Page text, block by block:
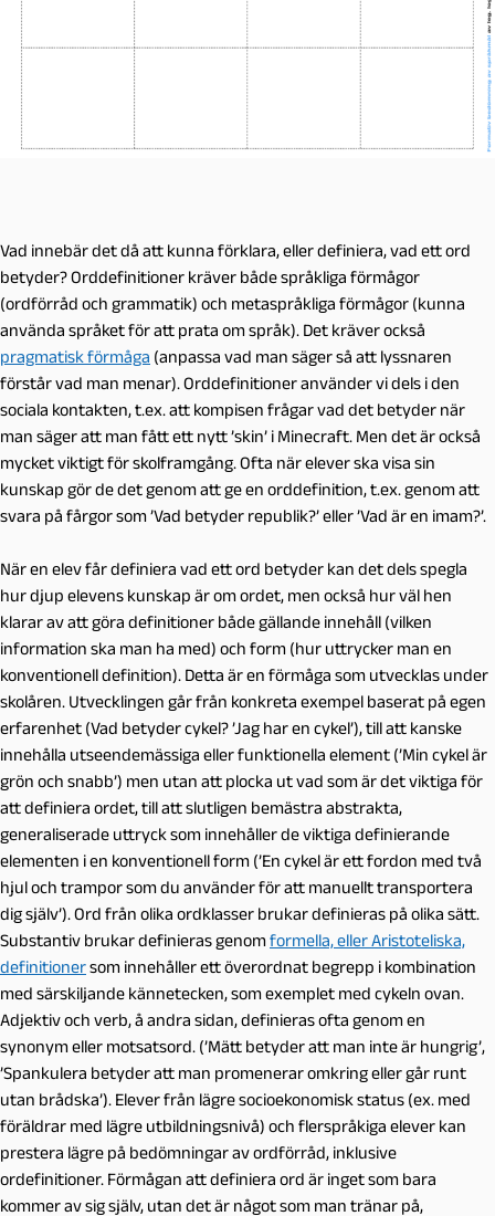
Vad innebär det då att kunna förklara, eller definiera, vad ett ord
betyder? Orddefinitioner kräver både språkliga förmågor
(ordförråd och grammatik) och metaspråkliga förmågor (kunna
använda språket för att prata om språk). Det kräver också
pragmatisk förmåga (anpassa vad man säger så att lyssnaren
förstår vad man menar). Orddefinitioner använder vi dels i den
sociala kontakten, t.ex. att kompisen frågar vad det betyder när
man säger att man fått ett nytt ’skin’ i Minecraft. Men det är också
mycket viktigt för skolframgång. Ofta när elever ska visa sin
kunskap gör de det genom att ge en orddefinition, t.ex. genom att
svara på fårgor som ’Vad betyder republik?’ eller ’Vad är en imam?’.
När en elev får definiera vad ett ord betyder kan det dels spegla
hur djup elevens kunskap är om ordet, men också hur väl hen
klarar av att göra definitioner både gällande innehåll (vilken
information ska man ha med) och form (hur uttrycker man en
konventionell definition). Detta är en förmåga som utvecklas under
skolåren. Utvecklingen går från konkreta exempel baserat på egen
erfarenhet (Vad betyder cykel? ’Jag har en cykel’), till att kanske
innehålla utseendemässiga eller funktionella element (’Min cykel är
grön och snabb’) men utan att plocka ut vad som är det viktiga för
att definiera ordet, till att slutligen bemästra abstrakta,
generaliserade uttryck som innehåller de viktiga definierande
elementen i en konventionell form (’En cykel är ett fordon med två
hjul och trampor som du använder för att manuellt transportera
dig själv’). Ord från olika ordklasser brukar definieras på olika sätt.
Substantiv brukar definieras genomformella, eller Aristoteliska,
definitionersom innehåller ett överordnat begrepp i kombination
med särskiljande kännetecken, som exemplet med cykeln ovan.
Adjektiv och verb, å andra sidan, definieras ofta genom en
synonym eller motsatsord. (’Mätt betyder att man inte är hungrig’,
’Spankulera betyder att man promenerar omkring eller går runt
utan brådska’). Elever från lägre socioekonomisk status (ex. med
föräldrar med lägre utbildningsnivå) och flerspråkiga elever kan
prestera lägre på bedömningar av ordförråd, inklusive
ordefinitioner. Förmågan att definiera ord är inget som bara
kommer av sig själv, utan det är något som man tränar på,